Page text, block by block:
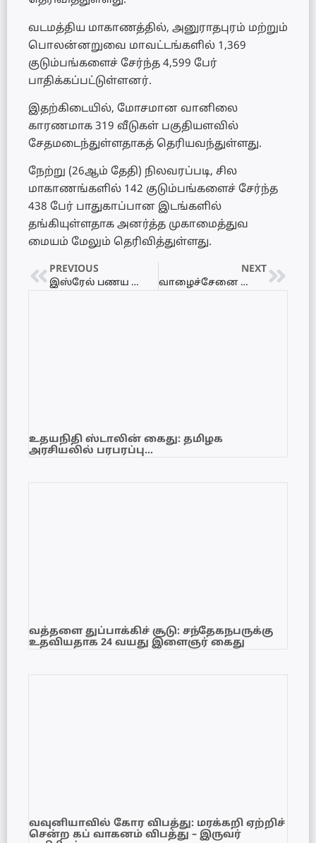
வடமத்திய மாகாணத்தில், அனுராதபுரம் மற்றும்
பொலன்னறுவை மாவட்டங்களில் 1,369
குடும்பங்களைச் சேர்ந்த 4,599 பேர்
பாதிக்கப்பட்டுள்ளனர்.
இதற்கிடையில், மோசமான வானிலை
காரணமாக 319 வீடுகள் பகுதியளவில்
சேதமடைந்துள்ளதாகத் தெரியவந்துள்ளது.
நேற்று (26ஆம் தேதி) நிலவரப்படி, சில
மாகாணங்களில் 142 குடும்பங்களைச் சேர்ந்த
438 பேர் பாதுகாப்பான இடங்களில்
தங்கியுள்ளதாக அனர்த்த முகாமைத்துவ
மையம் மேலும் தெரிவித்துள்ளது.
PREVIOUS
இஸ்ரேல் பணய கைதிகளின் இரண்டாம் கட்ட விடுதலை பட்டியலை வெளியிட்டது ஹமாஸ்
NEXT
வாழைச்சேனை வௌ்ளத்தில் இருவர் மாயம்
உதயநிதி ஸ்டாலின் கைது: தமிழக
அரசியலில் பரபரப்பு…
வத்தளை துப்பாக்கிச் சூடு: சந்தேகநபருக்கு
உதவியதாக 24 வயது இளைஞர் கைது
வவுனியாவில் கோர விபத்து: மரக்கறி ஏற்றிச்
சென்ற கப் வாகனம் விபத்து – இருவர்